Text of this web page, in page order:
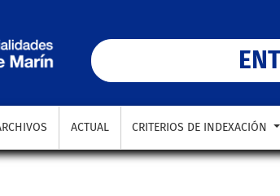
ACTUAL CRITERIOS DE INDEXACIÓN